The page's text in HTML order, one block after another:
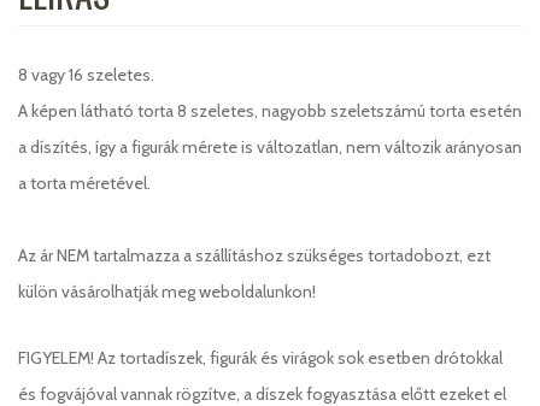
8 vagy 16 szeletes.
A képen látható torta 8 szeletes, nagyobb szeletszámú torta esetén
a díszítés, így a figurák mérete is változatlan, nem változik arányosan
a torta méretével.
Az ár NEM tartalmazza a szállításhoz szükséges tortadobozt, ezt
külön vásárolhatják meg weboldalunkon!
FIGYELEM! Az tortadíszek, figurák és virágok sok esetben drótokkal
és fogvájóval vannak rögzítve, a díszek fogyasztása előtt ezeket el